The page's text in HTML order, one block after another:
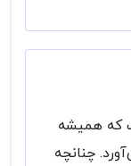
که همیشه
چنانچه